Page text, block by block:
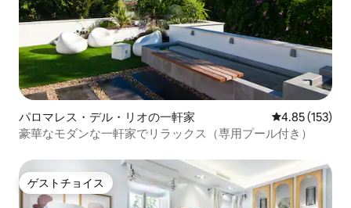
パロマレス・デル・リオの一軒家 レビュー153
4.85 (153)
豪華なモダンな一軒家でリラックス（専用プール付き）
ゲストチョイス
ゲストチョイス